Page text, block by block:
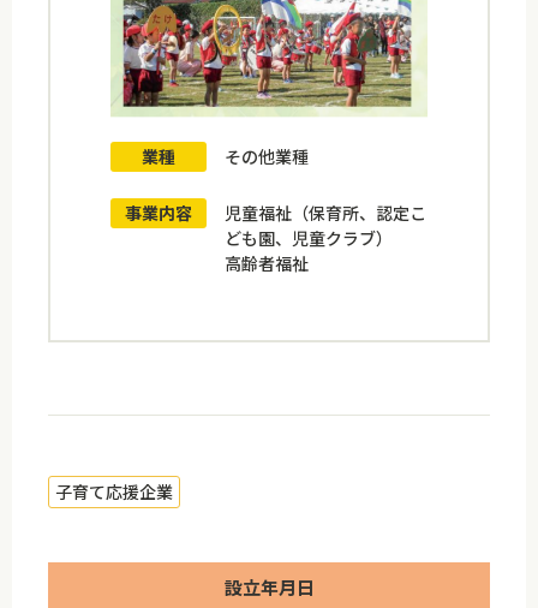
業種 その他業種
事業内容
児童福祉（保育所、認定こ
ども園、児童クラブ）
高齢者福祉
子育て応援企業
設立年月日